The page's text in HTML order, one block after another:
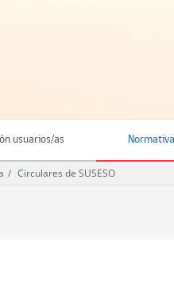
usuarios/as
Circulares de SUSESO